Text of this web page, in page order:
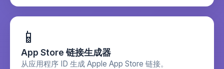
📱
App Store 链接生成器
从应用程序 ID 生成 Apple App Store 链接。